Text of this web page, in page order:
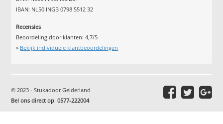
IBAN: NL50 INGB 0798 5512 32
Recensies
Beoordeling door klanten:4,7/5
» Bekijk individuele klantbeoordelingen
© 2023 - Stukadoor Gelderland
Bel ons direct op:0577-222004